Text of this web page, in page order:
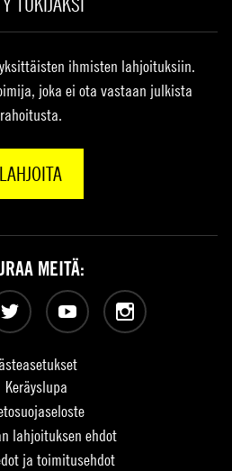
TUKIJAKSI
ihmisten lahjoituksiin.
joka ei ota vastaan julkista
rahoitusta.
LAHJOITA
Keräyslupa
lahjoituksen ehdot
ja toimitusehdot
MEITÄ:
YouTubeInstagram